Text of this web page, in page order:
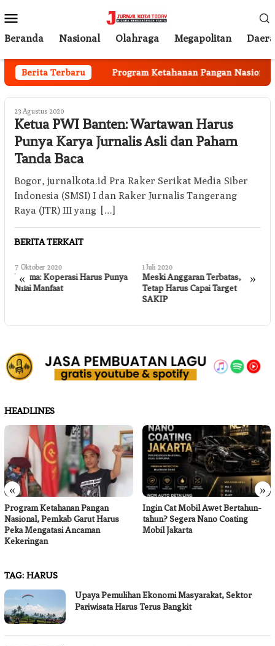
ke
kontenMobile
Beranda Nasional Olahraga Megapolitan
Berita Terbaru
Berjalan Program Ketahanan Pangan Nasional,
23 Agustus 2020
Ketua PWI Banten: Wartawan Harus
Punya Karya Jurnalis Asli dan Paham
Tanda Baca
Bogor, jurnalkota.id Pra Raker Serikat Media Siber
Indonesia (SMSI) I dan Raker Jurnalis Tangerang
Raya (JTR) III yang […]
BERITA TERKAIT
« »
7 Oktober 2020
Rahma: Koperasi Harus Punya
Nilai Manfaat
1 Juli 2020
Meski Anggaran Terbatas,
Tetap Harus Capai Target
SAKIP
HEADLINES
« »
Program Ketahanan Pangan
Nasional, Pemkab Garut Harus
Peka Mengatasi Ancaman
Kekeringan
Ingin Cat Mobil Awet Bertahun-
tahun? Segera Nano Coating
Mobil Jakarta
TAG: HARUS
Upaya Pemulihan Ekonomi Masyarakat, Sektor
Pariwisata Harus Terus Bangkit